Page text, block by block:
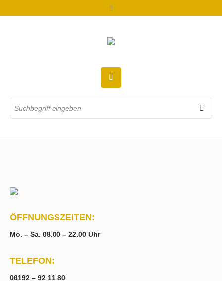
ÖFFNUNGSZEITEN:
Mo. – Sa. 08.00 – 22.00 Uhr
TELEFON:
06192 – 92 11 80